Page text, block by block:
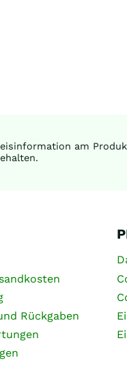
am
Rückgaben